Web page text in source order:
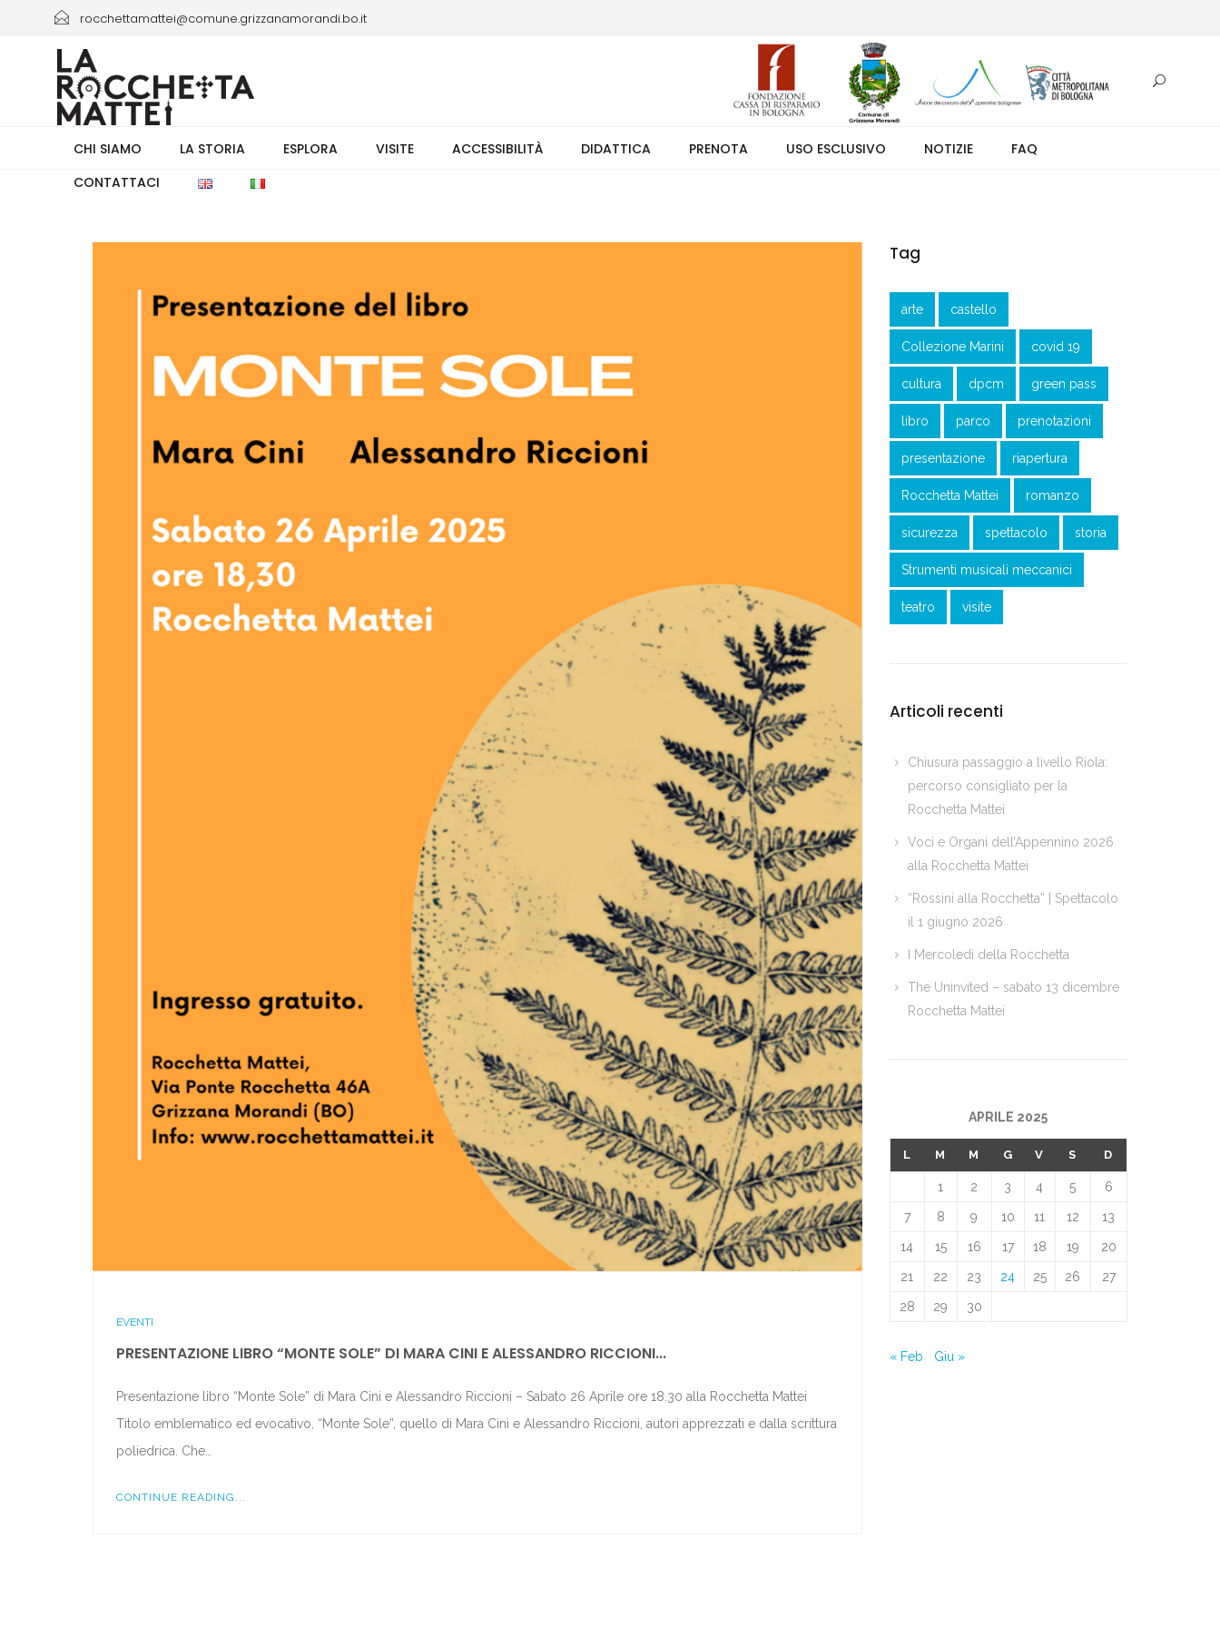
rocchettamattei@comune.grizzanamorandi.bo.it
+39 3661433941/+39 051 6730335 orario 8.00-13.30 (weekend +39 351 7373891 orario 9.00-17.30). Ingresso solo su prenotazione.
CHI SIAMO LA STORIA ESPLORA VISITE ACCESSIBILITÀ DIDATTICA PRENOTA USO ESCLUSIVO NOTIZIE
FAQ
CONTATTACI
EVENTI
PRESENTAZIONE LIBRO “MONTE SOLE” DI MARA CINI E ALESSANDRO RICCIONI...
Presentazione libro “Monte Sole” di Mara Cini e Alessandro Riccioni – Sabato 26 Aprile ore 18.30 alla Rocchetta Mattei
Titolo emblematico ed evocativo, “Monte Sole”, quello di Mara Cini e Alessandro Riccioni, autori apprezzati e dalla scrittura
poliedrica. Che…
CONTINUE READING...
Tag
arte castello
Collezione Marini covid 19
cultura dpcm green pass
libro parco prenotazioni
presentazione riapertura
Rocchetta Mattei romanzo
sicurezza spettacolo storia
Strumenti musicali meccanici
teatro visite
Articoli recenti
Chiusura passaggio a livello Riola:
percorso consigliato per la
Rocchetta Mattei
Voci e Organi dell’Appennino 2026
alla Rocchetta Mattei
“Rossini alla Rocchetta” | Spettacolo
il 1 giugno 2026
I Mercoledì della Rocchetta
The Uninvited – sabato 13 dicembre
Rocchetta Mattei
APRILE 2025
L M M G V S D
1 2 3 4 5 6
7 8 9 10 11 12 13
14 15 16 17 18 19 20
21 22 23 24 25 26 27
28 29 30
« Feb Giu »